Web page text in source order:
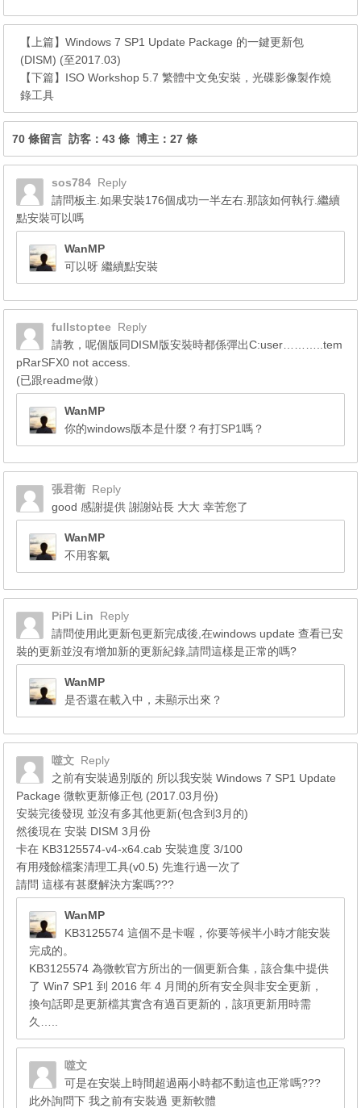
【上篇】Windows 7 SP1 Update Package 的一鍵更新包
(DISM) (至2017.03)
【下篇】 ISO Workshop 5.7 繁體中文免安裝，光碟影像製作燒
錄工具
70 條留言 訪客：43 條 博主：27 條
sos784 Reply
請問板主.如果安裝176個成功一半左右.那該如何執行.繼續
點安裝可以嗎
WanMP
可以呀 繼續點安裝
fullstoptee Reply
請教，呢個版同DISM版安裝時都係彈出C:user………..tem
pRarSFX0 not access.
(已跟readme做）
WanMP
你的windows版本是什麼？有打SP1嗎？
張君衛 Reply
good 感謝提供 謝謝站長 大大 幸苦您了
WanMP
不用客氣
PiPi Lin
Reply
請問使用此更新包更新完成後,在windows update 查看已安
裝的更新並沒有增加新的更新紀錄,請問這樣是正常的嗎?
WanMP
是否還在載入中，未顯示出來？
噬文 Reply
之前有安裝過別版的 所以我安裝 Windows 7 SP1 Update
Package 微軟更新修正包 (2017.03月份)
安裝完後發現 並沒有多其他更新(包含到3月的)
然後現在 安裝 DISM 3月份
卡在 KB3125574-v4-x64.cab 安裝進度 3/100
有用殘餘檔案清理工具(v0.5) 先進行過一次了
請問 這樣有甚麼解決方案嗎???
WanMP
KB3125574 這個不是卡喔，你要等候半小時才能安裝
完成的。
KB3125574 為微軟官方所出的一個更新合集，該合集中提供
了 Win7 SP1 到 2016 年 4 月間的所有安全與非安全更新，
換句話即是更新檔其實含有過百更新的，該項更新用時需
久…..
噬文
可是在安裝上時間超過兩小時都不動這也正常嗎???
此外詢問下 我之前有安裝過 更新軟體